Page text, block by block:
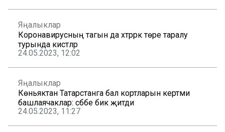
Яңалыклар
Коронавирусның тагын да хәтәррәк төре таралу
турында кисәтәләр
24.05.2023, 12:02
Яңалыклар
Көньяктан Татарстанга бал кортларын кертми
башлаячаклар: сәбәбе бик җитди
24.05.2023, 11:27